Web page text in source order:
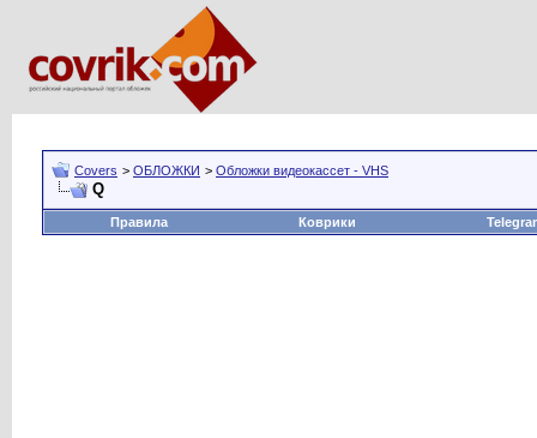
Covers > ОБЛОЖКИ > Обложки видеокассет - VHS
Q
Правила Коврики